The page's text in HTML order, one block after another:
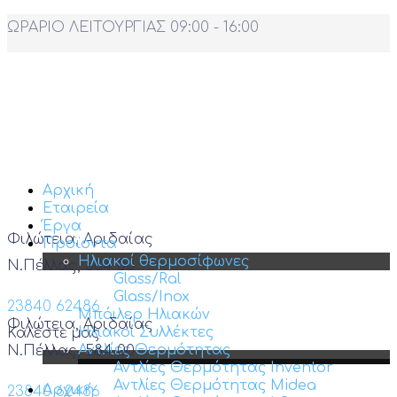
ΩΡΑΡΙΟ ΛΕΙΤΟΥΡΓΙΑΣ 09:00 - 16:00
Φιλώτεια, Αριδαίας
Ν.Πέλλας, 584 00
23840 62486
Καλέστε μας
Αρχική
Εταιρεία
Έργα
Προϊόντα
Ηλιακοί θερμοσίφωνες
Glass/Ral
Glass/Inox
Μπόιλερ Ηλιακών
Ηλιακοί Συλλέκτες
Αντλίες Θερμότητας
Αντλίες Θερμότητας Inventor
Αντλίες Θερμότητας Midea
Φιλώτεια, Αριδαίας
Ν.Πέλλας, 584 00
23840 62486
Αρχική